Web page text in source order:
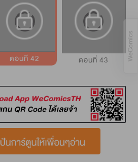
ตอนที่ 42 ตอนที่ 43